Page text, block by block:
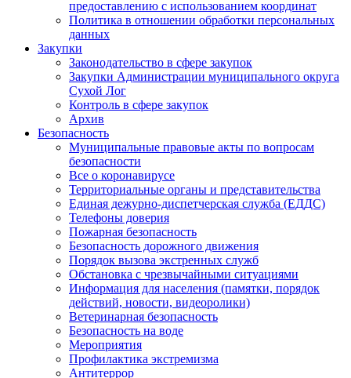
предоставлению с использованием координат
Политика в отношении обработки персональных
данных
Закупки
Законодательство в сфере закупок
Закупки Администрации муниципального округа
Сухой Лог
Контроль в сфере закупок
Архив
Безопасность
Муниципальные правовые акты по вопросам
безопасности
Все о коронавирусе
Территориальные органы и представительства
Единая дежурно-диспетчерская служба (ЕДДС)
Телефоны доверия
Пожарная безопасность
Безопасность дорожного движения
Порядок вызова экстренных служб
Обстановка с чрезвычайными ситуациями
Информация для населения (памятки, порядок
действий, новости, видеоролики)
Ветеринарная безопасность
Безопасность на воде
Мероприятия
Профилактика экстремизма
Антитеррор